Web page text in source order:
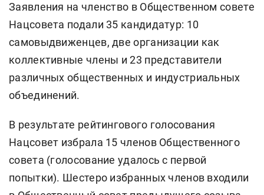
Заявления на членство в Общественном совете
Нацсовета подали 35 кандидатур: 10
самовыдвиженцев, две организации как
коллективные члены и 23 представители
различных общественных и индустриальных
объединений.
В результате рейтингового голосования
Нацсовет избрала 15 членов Общественного
совета (голосование удалось с первой
попытки). Шестеро избранных членов входили